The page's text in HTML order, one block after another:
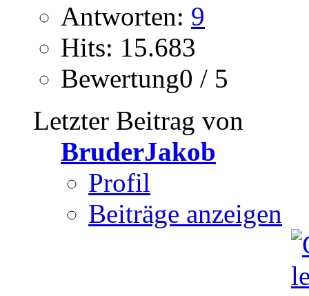
Antworten: 9
Hits: 15.683
Bewertung0 / 5
Letzter Beitrag von
BruderJakob
Profil
Beiträge anzeigen